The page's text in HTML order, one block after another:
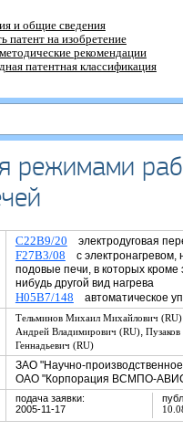
и общие сведения
патент на изобретение
рекомендации
патентная классификация
режимами
C22B9/20 электродуговая
F27B3/08 с электронагревом,
подовые печи, в которых кроме
нибудь другой вид нагрева
H05B7/148 автоматическое
Тельминов Михаил Михайлович (RU)
Андрей Владимирович (RU),
Геннадьевич (RU)
ЗАО "Научно-
ОАО "Корпорация ВСМПО-
подача заявки:
2005-11-17